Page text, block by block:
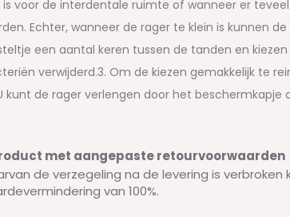
voor de interdentale ruimte of wanneer er
Echter, wanneer de rager te klein is kunnen
een aantal keren tussen de tanden en
verwijderd.3. Om de kiezen gemakkelijk te
kunt de rager verlengen door het
met aangepaste retourvoorwaarden
de verzegeling na de levering is
van 100%.